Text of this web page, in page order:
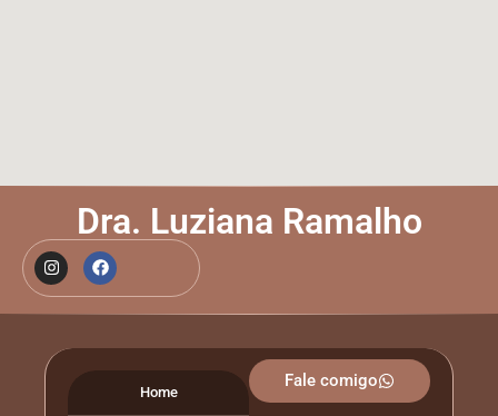
Dra. Luziana Ramalho
Home
Fale comigo